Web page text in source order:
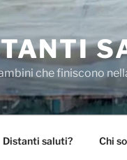
che finiscono
Distanti saluti? Chi